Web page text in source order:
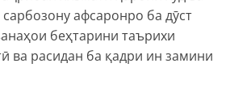
афсаронро ба дӯст
беҳтарини таърихи
ва расидан ба қадри ин замини